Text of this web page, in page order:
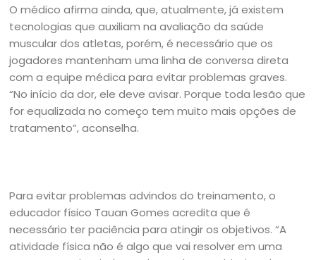
O médico afirma ainda, que, atualmente, já existem
tecnologias que auxiliam na avaliação da saúde
muscular dos atletas, porém, é necessário que os
jogadores mantenham uma linha de conversa direta
com a equipe médica para evitar problemas graves.
“No início da dor, ele deve avisar. Porque toda lesão que
for equalizada no começo tem muito mais opções de
tratamento”, aconselha.
Para evitar problemas advindos do treinamento, o
educador físico Tauan Gomes acredita que é
necessário ter paciência para atingir os objetivos. “A
atividade física não é algo que vai resolver em uma